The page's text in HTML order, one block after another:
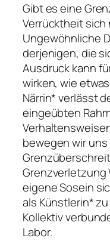
Gibt es eine
Verrücktheit sich
Ungewöhnliche
derjenigen, die
Ausdruck kann
wirken, wie
Närrin* verlässt
eingeübten
bewegen wir
Grenzverletzung
eigene Sosein
als Künstlerin*
Kollektiv
Labor.